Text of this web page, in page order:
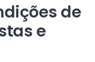
de
e